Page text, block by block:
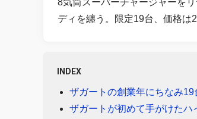
ディを纏う。限定19台、価格は
INDEX
ザガートの創業年にちなみ19
ザガートが初めて手がけたハ